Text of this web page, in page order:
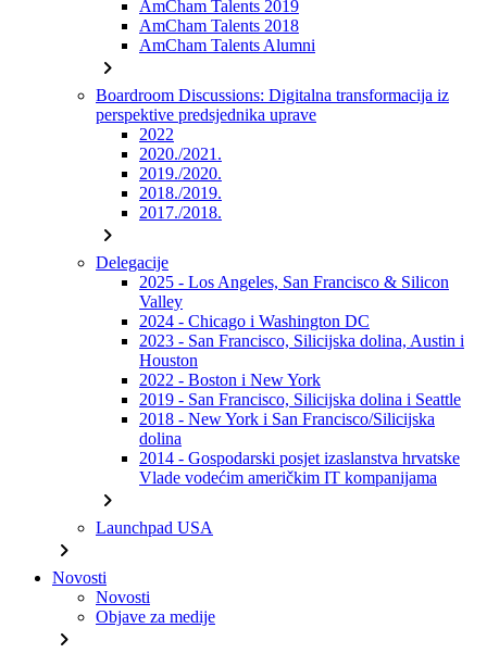
AmCham Talents 2019
AmCham Talents 2018
AmCham Talents Alumni
chevron_right
Boardroom Discussions: Digitalna transformacija iz
perspektive predsjednika uprave
2022
2020./2021.
2019./2020.
2018./2019.
2017./2018.
chevron_right
Delegacije
2025 - Los Angeles, San Francisco & Silicon
Valley
2024 - Chicago i Washington DC
2023 - San Francisco, Silicijska dolina, Austin i
Houston
2022 - Boston i New York
2019 - San Francisco, Silicijska dolina i Seattle
2018 - New York i San Francisco/Silicijska
dolina
2014 - Gospodarski posjet izaslanstva hrvatske
Vlade vodećim američkim IT kompanijama
chevron_right
Launchpad USA
chevron_right
Novosti
Novosti
Objave za medije
chevron_right